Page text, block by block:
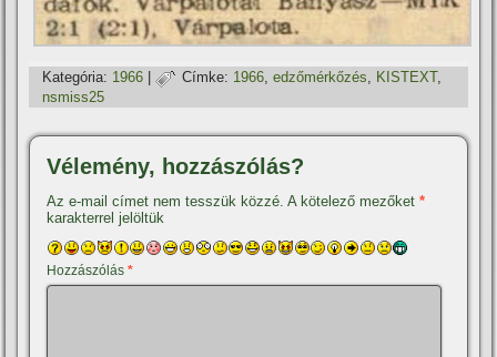
Kategória: 1966 | Címke: 1966,edzőmérkőzés, KISTEXT,
nsmiss25
Vélemény, hozzászólás?
Az e-mail címet nem tesszük közzé. A kötelező mezőket*
karakterrel jelöltük
Hozzászólás*